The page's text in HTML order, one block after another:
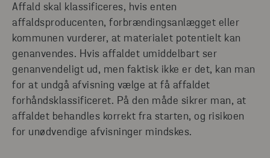
Affald skal klassificeres, hvis enten
affaldsproducenten, forbrændingsanlægget eller
kommunen vurderer, at materialet potentielt kan
genanvendes. Hvis affaldet umiddelbart ser
genanvendeligt ud, men faktisk ikke er det, kan man
for at undgå afvisning vælge at få affaldet
forhåndsklassificeret. På den måde sikrer man, at
affaldet behandles korrekt fra starten, og risikoen
for unødvendige afvisninger mindskes.